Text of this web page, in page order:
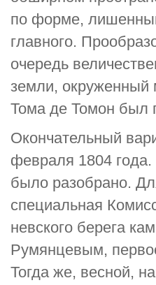
по форме,
главного.
очередь
земли, окруженный
Тома де Томон был
Окончательный
февраля 1804 года.
было разобрано.
специальная
невского берега
Румянцевым,
Тогда же, весной,